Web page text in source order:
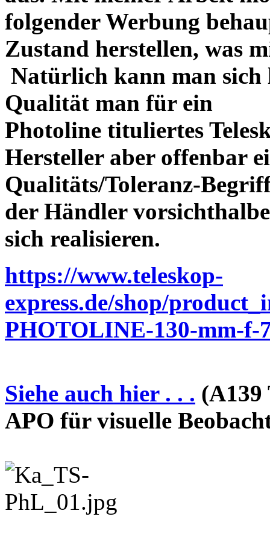
folgender Werbung
Zustand herstellen, was
Natürlich kann man sich
Qualität man für ein
Photoline tituliertes
Hersteller aber offenbar
Qualitäts/Toleranz-
der Händler
sich realisieren.
https://www.teleskop-
express.de/shop/
PHOTOLINE-130-mm-f-
Siehe auch hier . . . (A139
APO für visuelle